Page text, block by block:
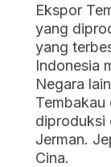
Ekspor
yang
yang
Indonesia
Negara
Tembakau
diproduksi
Jerman.
Cina.